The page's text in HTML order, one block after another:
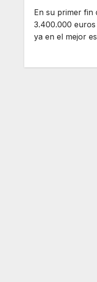
En su primer fin
3.400.000
ya en el mejor